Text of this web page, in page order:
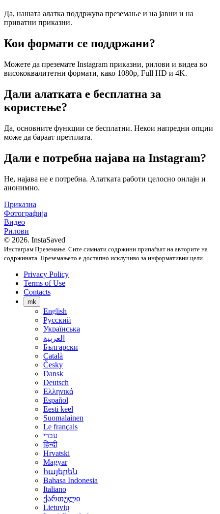
Да, нашата алатка поддржува преземање и на јавни и на
приватни приказни.
Кои формати се поддржани?
Можете да преземате Instagram приказни, рилови и видеа во
висококвалитетни формати, како 1080p, Full HD и 4K.
Дали алатката е бесплатна за
користење?
Да, основните функции се бесплатни. Некои напредни опции
може да бараат претплата.
Дали е потребна најава на Instagram?
Не, најава не е потребна. Алатката работи целосно онлајн и
анонимно.
Приказна
Фотографија
Видео
Рилови
© 2026. InstaSaved
Инстаграм Преземање. Сите симнати содржини припаѓаат на авторите на
содржината. Преземањето е достапно исклучиво за информативни цели.
Privacy Policy
Terms of Use
Contacts
mk
English
Русский
Українська
العربية
Български
Català
Česky
Dansk
Deutsch
Ελληνικά
Español
Eesti keel
Suomalainen
Le français
עברי
हिन्दी
Hrvatski
Magyar
հայերեն
Bahasa Indonesia
Italiano
ქართული
Lietuvių